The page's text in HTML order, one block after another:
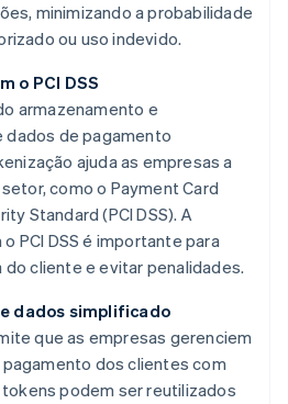
minimizando a probabilidade
ou uso indevido.
o PCI DSS
armazenamento e
de pagamento
ajuda as empresas a
como o Payment Card
Standard (PCI DSS). A
PCI DSS é importante para
do cliente e evitar penalidades.
dados simplificado
que as empresas gerenciem
dos clientes com
podem ser reutilizados